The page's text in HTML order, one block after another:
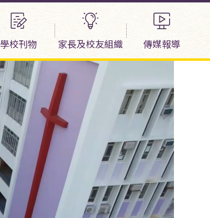
學校刊物 家長及校友組織 傳媒報導